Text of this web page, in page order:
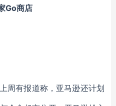
Go商店
周有报道称，亚马逊还计划